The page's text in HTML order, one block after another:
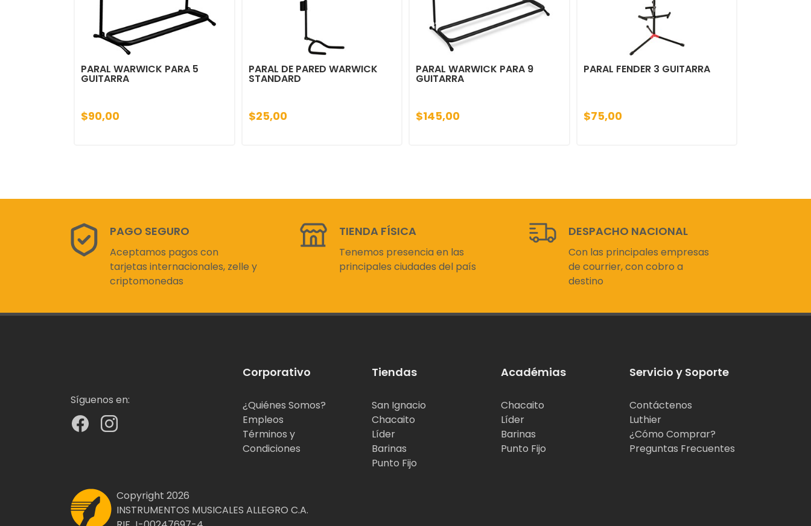
PARAL WARWICK PARA 5
GUITARRA
$90,00
PARAL DE PARED WARWICK
STANDARD
$25,00
PARAL WARWICK PARA 9
GUITARRA
$145,00
PARAL FENDER 3 GUITARRA
$75,00
PAGO SEGURO
Aceptamos pagos con
tarjetas internacionales, zelle y
criptomonedas
TIENDA FÍSICA
Tenemos presencia en las
principales ciudades del país
DESPACHO NACIONAL
Con las principales empresas
de courrier, con cobro a
destino
Síguenos en:
Corporativo
¿Quiénes Somos?
Empleos
Términos y
Condiciones
Tiendas
San Ignacio
Chacaito
Líder
Barinas
Punto Fijo
Académias
Chacaito
Líder
Barinas
Punto Fijo
Servicio y Soporte
Contáctenos
Luthier
¿Cómo Comprar?
Preguntas Frecuentes
Copyright 2026
INSTRUMENTOS MUSICALES ALLEGRO C.A.